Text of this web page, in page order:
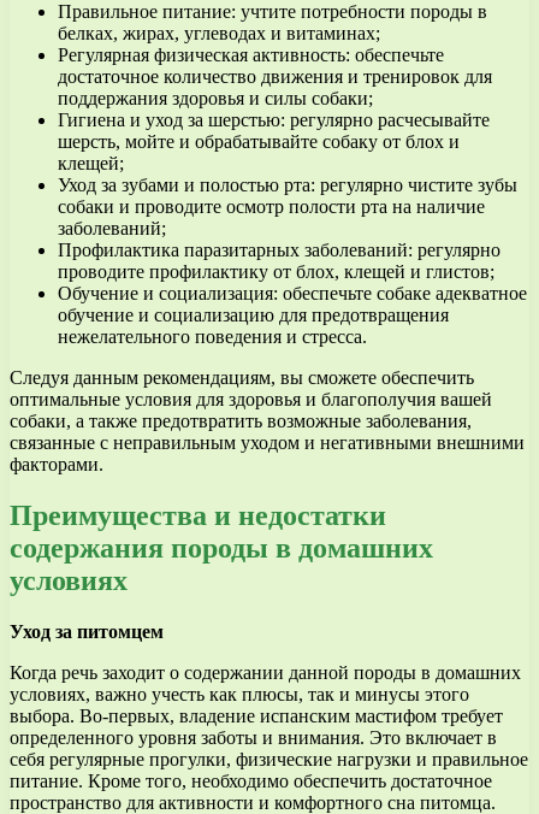
Правильное питание: учтите потребности породы в
белках, жирах, углеводах и витаминах;
Регулярная физическая активность: обеспечьте
достаточное количество движения и тренировок для
поддержания здоровья и силы собаки;
Гигиена и уход за шерстью: регулярно расчесывайте
шерсть, мойте и обрабатывайте собаку от блох и
клещей;
Уход за зубами и полостью рта: регулярно чистите зубы
собаки и проводите осмотр полости рта на наличие
заболеваний;
Профилактика паразитарных заболеваний: регулярно
проводите профилактику от блох, клещей и глистов;
Обучение и социализация: обеспечьте собаке адекватное
обучение и социализацию для предотвращения
нежелательного поведения и стресса.
Следуя данным рекомендациям, вы сможете обеспечить
оптимальные условия для здоровья и благополучия вашей
собаки, а также предотвратить возможные заболевания,
связанные с неправильным уходом и негативными внешними
факторами.
Преимущества и недостатки
содержания породы в домашних
условиях
Уход за питомцем
Когда речь заходит о содержании данной породы в домашних
условиях, важно учесть как плюсы, так и минусы этого
выбора. Во-первых, владение испанским мастифом требует
определенного уровня заботы и внимания. Это включает в
себя регулярные прогулки, физические нагрузки и правильное
питание. Кроме того, необходимо обеспечить достаточное
пространство для активности и комфортного сна питомца.